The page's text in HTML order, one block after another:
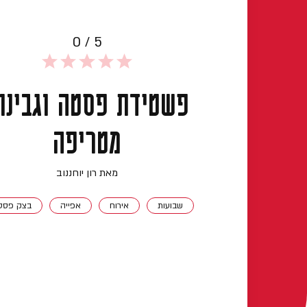
0 / 5
פשטידת פסטה
מטריפה
מאת רון יוחננוב
שבועות אירוח אפייה בצק